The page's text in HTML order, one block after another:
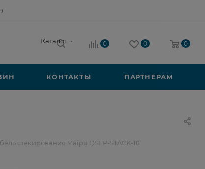
Каталог 0 0 0
КОНТАКТЫ ПАРТНЕРАМ
стекирования Maipu QSFP-STACK-10